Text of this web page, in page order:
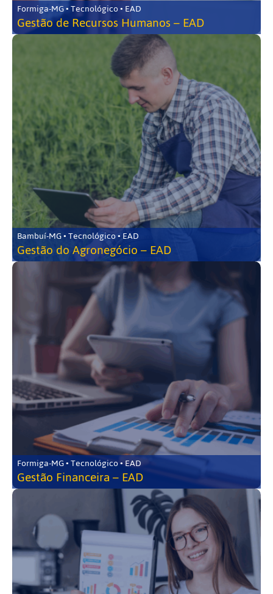
Formiga-MG • Tecnológico • EAD
Gestão de Recursos Humanos – EAD
Bambuí-MG • Tecnológico • EAD
Gestão do Agronegócio – EAD
Formiga-MG • Tecnológico • EAD
Gestão Financeira – EAD